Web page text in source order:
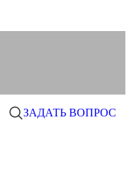
ЗАДАТЬ ВОПРОС